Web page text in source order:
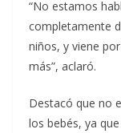
“No estamos
completamente
niños, y viene
más”, aclaró.
Destacó que no
los bebés, ya